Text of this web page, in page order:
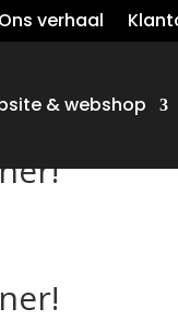
Ons verhaal
& webshop